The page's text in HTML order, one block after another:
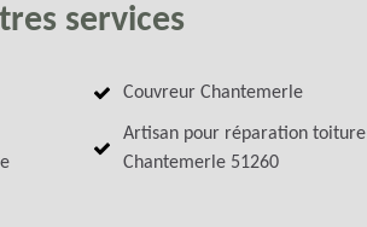
services
Couvreur Chantemerle
Artisan pour réparation toiture
Chantemerle 51260